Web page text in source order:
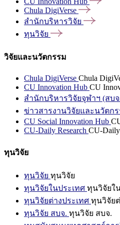
Chula DigiVerse
สำนักบริหารวิจัย
ทุนวิจัย
วิจัยและนวัตกรรม
Chula DigiVerse Chula
CU Innovation Hub CU
สำนักบริหารวิจัยจุฬาฯ (สบ
ข่าวสารงานวิจัยและนวัตกร
CU Social Innovation Hub
CU-Daily Research CU-Daily
ทุนวิจัย
ทุนวิจัย ทุนวิจัย
ทุนวิจัยในประเทศ ทุนวิจัยใ
ทุนวิจัยต่างประเทศ ทุนวิจัย
ทุนวิจัย สบจ. ทุนวิจัย สบจ.